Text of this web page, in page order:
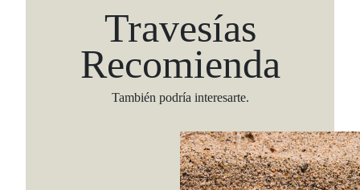
Travesías
Recomienda
También podría interesarte.
Viaja con Travesías, recibe cada semana
itinerarios, tips de insider y las guías más